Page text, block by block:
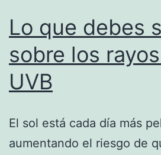
Lo que debes
sobre los
UVB
El sol está cada día más
aumentando el riesgo de